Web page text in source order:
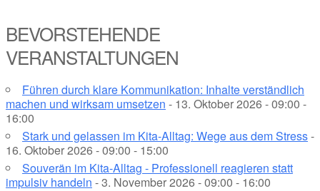
BEVORSTEHENDE
VERANSTALTUNGEN
Führen durch klare Kommunikation: Inhalte verständlich
machen und wirksam umsetzen - 13. Oktober 2026 - 09:00 -
16:00
Stark und gelassen im Kita-Alltag: Wege aus dem Stress-
16. Oktober 2026 - 09:00 - 15:00
Souverän im Kita-Alltag - Professionell reagieren statt
impulsiv handeln - 3. November 2026 - 09:00 - 16:00